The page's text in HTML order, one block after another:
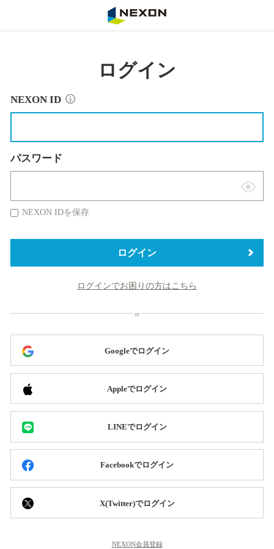
ログイン
NEXON ID
パスワード
表
替
NEXON IDを保存
ログイン
ログインでお困りの方はこちら
Googleでログイン
Appleでログイン
LINEでログイン
Facebookでログイン
X(Twitter)でログイン
NEXON会員登録